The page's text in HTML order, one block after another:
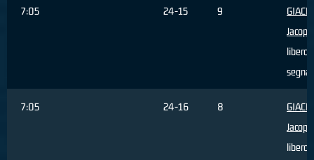
7:05 24-15 9
Jacopo
libero
7:05 24-16 8
Jacopo
libero